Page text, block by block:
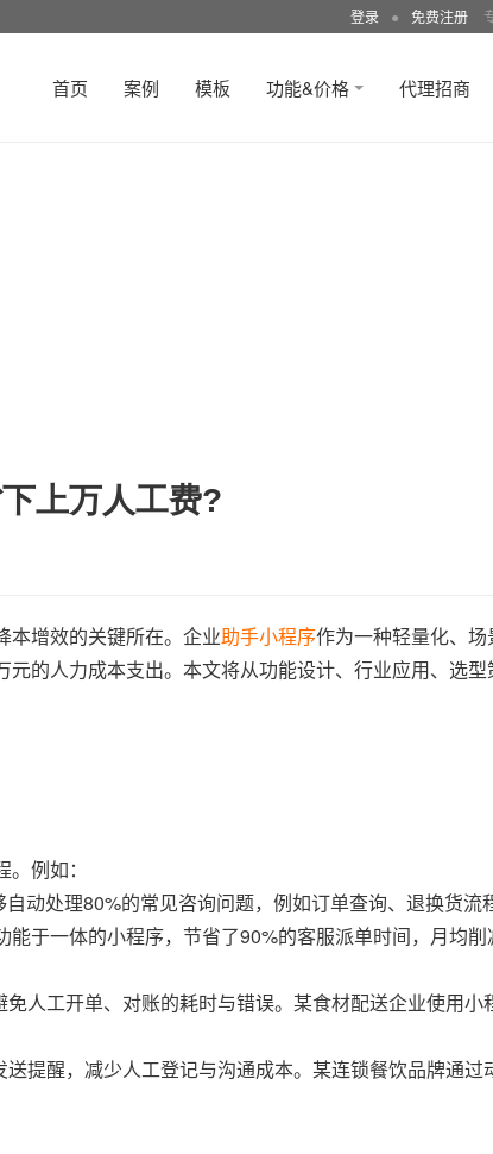
登录 ● 免费注册
首页 案例 模板 功能&价格 代理招商
上万人工费?
本增效的关键所在。企业助手小程序作为一种轻量化、
的人力成本支出。本文将从功能设计、行业应用、选
例如：
动处理80%的常见咨询问题，例如订单查询、退换货流
于一体的小程序，节省了90%的客服派单时间，月均
人工开单、对账的耗时与错误。某食材配送企业使用小
提醒，减少人工登记与沟通成本。某连锁餐饮品牌通过